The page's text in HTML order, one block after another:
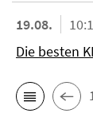
19.08.
Die besten